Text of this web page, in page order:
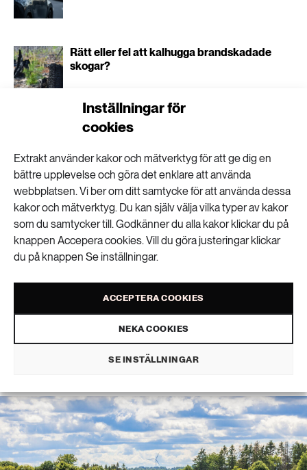
Inställningar för
cookies
Extrakt använder kakor och mätverktyg för att ge dig en
bättre upplevelse och göra det enklare att använda
webbplatsen. Vi ber om ditt samtycke för att använda dessa
kakor och mätverktyg. Du kan själv välja vilka typer av kakor
som du samtycker till. Godkänner du alla kakor klickar du på
knappen Accepera cookies. Vill du göra justeringar klickar
du på knappen Se inställningar.
ACCEPTERA COOKIES
NEKA COOKIES
SE INSTÄLLNINGAR
Rätt eller fel att kalhugga brandskadade
skogar?
”Man kan se olja, diesel och bensin som ett
Miljöåtgärder kan
även stärka Sveriges
försvar
INDUSTRI & ENERGI